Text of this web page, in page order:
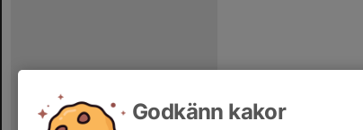
Godkänn kakor